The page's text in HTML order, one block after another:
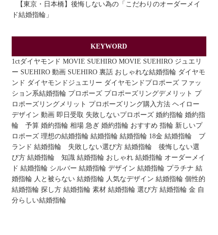
【東京・日本橋】後悔しない為の「こだわりのオーダーメイ
ド結婚指輪」
KEYWORD
1ctダイヤモンド MOVIE SUEHIRO MOVIE SUEHIRO ジュエリ
ー SUEHIRO 動画 SUEHIRO 裏話 おしゃれな結婚指輪 ダイヤモ
ンド ダイヤモンドジュエリー ダイヤモンドプロポーズ ファッ
ション系結婚指輪 プロポーズ プロポーズリングデメリット プ
ロポーズリングメリット プロポーズリング購入方法 ヘイロー
デザイン 動画 即日受取 失敗しないプロポーズ 婚約指輪 婚約指
輪 予算 婚約指輪 相場 急ぎ 婚約指輪 おすすめ 指輪 新しいプ
ロポーズ 理想の結婚指輪 結婚指輪 結婚指輪 18金 結婚指輪 ブ
ランド 結婚指輪 失敗しない選び方 結婚指輪 後悔しない選
び方 結婚指輪 知識 結婚指輪 おしゃれ 結婚指輪 オーダーメイ
ド 結婚指輪 シルバー 結婚指輪 デザイン 結婚指輪 プラチナ 結
婚指輪 人と被らない 結婚指輪 人気なデザイン 結婚指輪 個性的
結婚指輪 探し方 結婚指輪 素材 結婚指輪 選び方 結婚指輪 金 自
分らしい結婚指輪